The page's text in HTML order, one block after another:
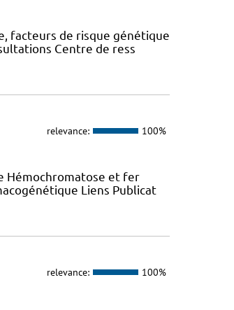
facteurs de risque génétique
Centre de ress
relevance: 100%
Hémochromatose et fer
Liens Publicat
relevance: 100%